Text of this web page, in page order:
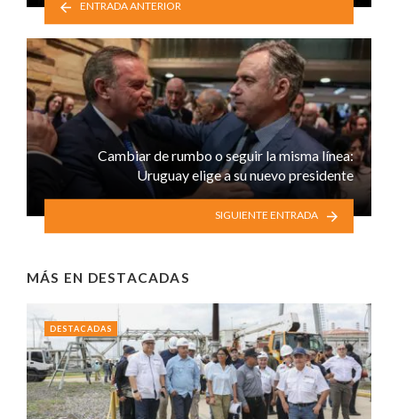
ENTRADA ANTERIOR
Cambiar de rumbo o seguir la misma línea:
Uruguay elige a su nuevo presidente
SIGUIENTE ENTRADA
MÁS EN DESTACADAS
DESTACADAS